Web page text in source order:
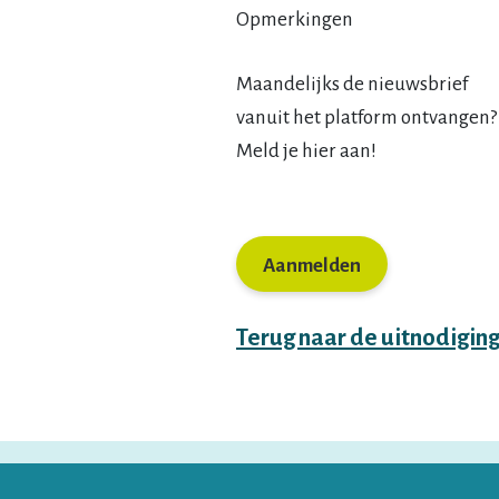
Opmerkingen
Maandelijks de nieuwsbrief
vanuit het platform ontvangen?
Meld je hier aan!
Terug naar de